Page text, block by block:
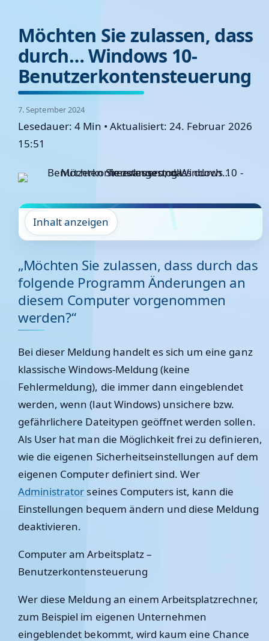
Möchten Sie zulassen, dass
durch… Windows 10-
Benutzerkontensteuerung
7. September 2024
Lesedauer: 4 Min • Aktualisiert: 24. Februar 2026
15:51
Inhalt anzeigen
„Möchten Sie zulassen, dass durch das
folgende Programm Änderungen an
diesem Computer vorgenommen
werden?“
Bei dieser Meldung handelt es sich um eine ganz
klassische Windows-Meldung (keine
Fehlermeldung), die immer dann eingeblendet
werden, wenn (laut Windows) unsichere bzw.
gefährlichere Dateitypen geöffnet werden sollen.
Als User hat man die Möglichkeit frei zu definieren,
wie die eigenen Sicherheitseinstellungen auf dem
eigenen Computer definiert sind. Wer
Administrator seines Computers ist, kann die
Einstellungen bequem ändern und diese Meldung
deaktivieren.
Computer am Arbeitsplatz –
Benutzerkontensteuerung
Wer diese Meldung an einem Arbeitsplatzrechner,
zum Beispiel im eigenen Unternehmen
eingeblendet bekommt, wird kaum eine Chance